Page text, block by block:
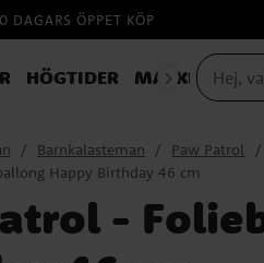
DAGARS ÖPPET KÖP
HÖGTIDER MASKERAD
Barnkalasteman
Paw Patrol
Happy Birthday 46 cm
-